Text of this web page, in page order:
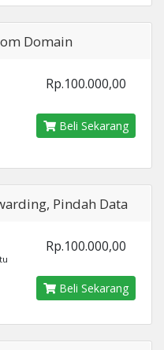
Domain
Rp.100.000,00
Beli Sekarang
Pindah Data
Rp.100.000,00
Beli Sekarang